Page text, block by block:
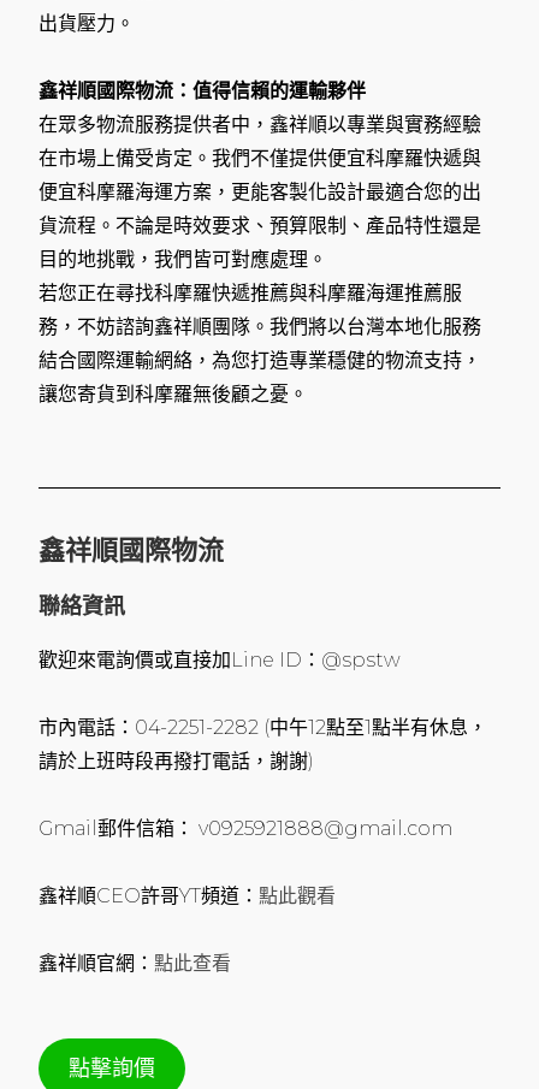
出貨壓力。
鑫祥順國際物流：值得信賴的運輸夥伴
在眾多物流服務提供者中，鑫祥順以專業與實務經驗
在市場上備受肯定。我們不僅提供便宜科摩羅快遞與
便宜科摩羅海運方案，更能客製化設計最適合您的出
貨流程。不論是時效要求、預算限制、產品特性還是
目的地挑戰，我們皆可對應處理。
若您正在尋找科摩羅快遞推薦與科摩羅海運推薦服
務，不妨諮詢鑫祥順團隊。我們將以台灣本地化服務
結合國際運輸網絡，為您打造專業穩健的物流支持，
讓您寄貨到科摩羅無後顧之憂。
鑫祥順國際物流
聯絡資訊
歡迎來電詢價或直接加Line ID：@spstw
市內電話：04-2251-2282 (中午12點至1點半有休息，
請於上班時段再撥打電話，謝謝)
Gmail郵件信箱： v0925921888@gmail.com
鑫祥順CEO許哥YT頻道：點此觀看
鑫祥順官網：點此查看
點擊詢價